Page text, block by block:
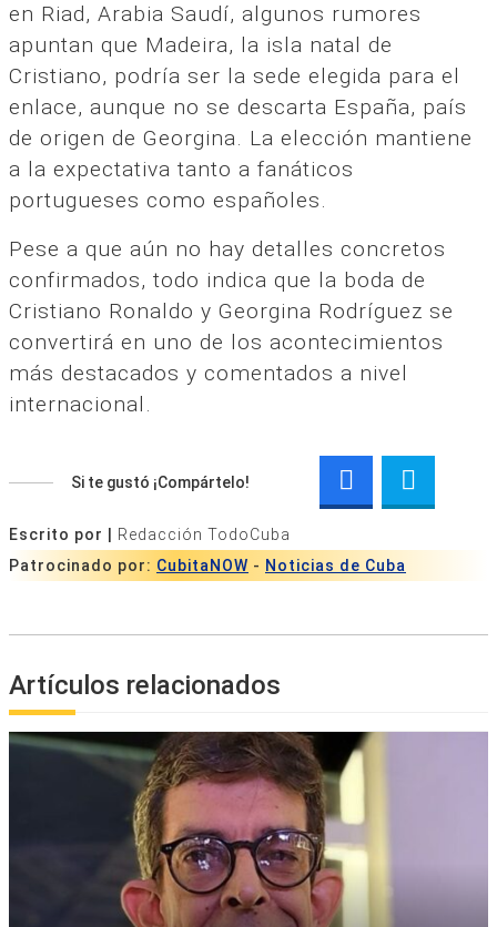
en Riad, Arabia Saudí, algunos rumores
apuntan que Madeira, la isla natal de
Cristiano, podría ser la sede elegida para el
enlace, aunque no se descarta España, país
de origen de Georgina. La elección mantiene
a la expectativa tanto a fanáticos
portugueses como españoles.
Pese a que aún no hay detalles concretos
confirmados, todo indica que la boda de
Cristiano Ronaldo y Georgina Rodríguez se
convertirá en uno de los acontecimientos
más destacados y comentados a nivel
internacional.
Si te gustó ¡Compártelo!
Escrito por |
Redacción TodoCuba
Patrocinado por: CubitaNOW - Noticias de Cuba
Artículos relacionados